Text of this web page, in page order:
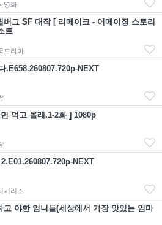
영화
버그 SF 대작 [ 리메이크 - 어메이징 스토리
트
드라마
.E658.260807.720p-NEXT
먹고 올래.1-2화 ] 1080p
NEXT
시리즈
고 야한 엄니들(세상에서 가장 맛있는 엄마